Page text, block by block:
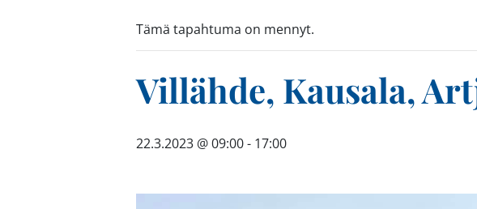
Tämä tapahtuma on mennyt.
Villähde, Kausala,
22.3.2023 @ 09:00- 17:00